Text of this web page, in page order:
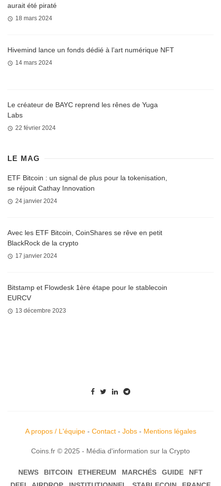
aurait été piraté
18 mars 2024
Hivemind lance un fonds dédié à l’art numérique NFT
14 mars 2024
Le créateur de BAYC reprend les rênes de Yuga
Labs
22 février 2024
LE MAG
ETF Bitcoin : un signal de plus pour la tokenisation,
se réjouit Cathay Innovation
24 janvier 2024
Avec les ETF Bitcoin, CoinShares se rêve en petit
BlackRock de la crypto
17 janvier 2024
Bitstamp et Flowdesk 1ère étape pour le stablecoin
EURCV
13 décembre 2023
A propos / L'équipe- Contact- Jobs- Mentions légales
Coins.fr © 2025 - Média d'information sur la Crypto
NEWS BITCOIN ETHEREUM MARCHÉS GUIDE
NFT